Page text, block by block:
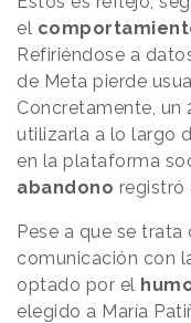
el
Refiriéndose a
de Meta pierde
Concretamente, un
utilizarla a lo largo
en la plataforma
abandono registró
Pese a que se
comunicación con
optado por el
elegido a María